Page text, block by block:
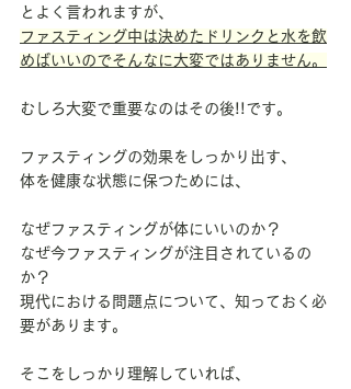
とよく言われますが、
ファスティング中は決めたドリンクと水を飲
めばいいのでそんなに大変ではありません。
むしろ大変で重要なのはその後!!です。
ファスティングの効果をしっかり出す、
体を健康な状態に保つためには、
なぜファスティングが体にいいのか？
なぜ今ファスティングが注目されているの
か？
現代における問題点について、知っておく必
要があります。
そこをしっかり理解していれば、